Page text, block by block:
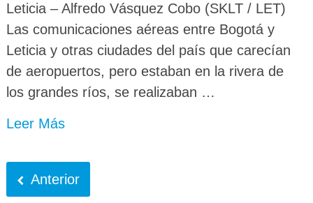
Leticia – Alfredo Vásquez Cobo (SKLT / LET)
Las comunicaciones aéreas entre Bogotá y
Leticia y otras ciudades del país que carecían
de aeropuertos, pero estaban en la rivera de
los grandes ríos, se realizaban …
Leer Más
Anterior